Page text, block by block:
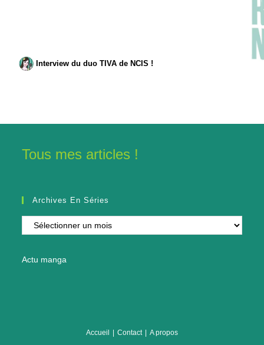
Interview du duo TIVA de NCIS !
Tous mes articles !
Archives En Séries
Archives
en
Actu manga
Accueil Contact A propos